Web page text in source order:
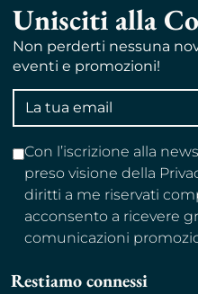
Unisciti alla
Non perderti nessuna
eventi e promozioni!
Indirizzo
email
Con l’iscrizione alla
preso visione della
diritti a me riservati
acconsento a ricevere
comunicazioni
Restiamo connessi